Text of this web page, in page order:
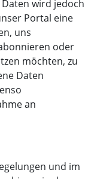
wird jedoch
Portal eine
uns
oder
möchten, zu
Daten
an
und im